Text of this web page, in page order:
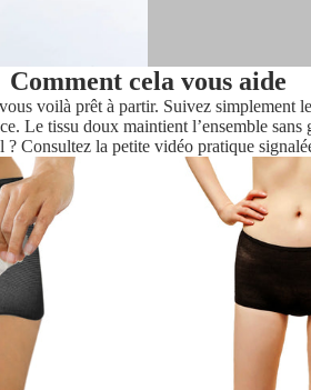
Comment cela vous aide
voilà prêt à partir. Suivez simplement
Le tissu doux maintient l’ensemble
Consultez la petite vidéo pratique